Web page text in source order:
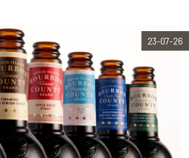
23-07-26